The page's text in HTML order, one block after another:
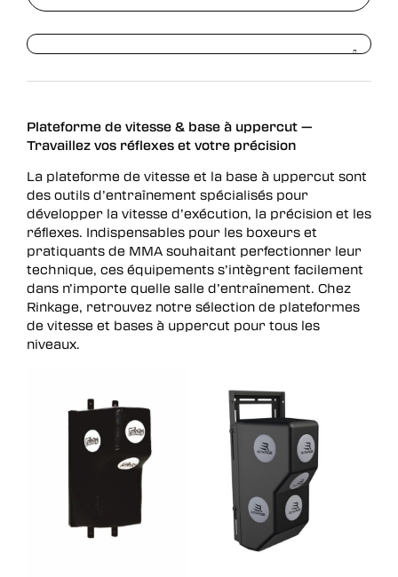
Plateforme de vitesse & base à uppercut —
Travaillez vos réflexes et votre précision
La plateforme de vitesse et la base à uppercut sont
des outils d’entraînement spécialisés pour
développer la vitesse d’exécution, la précision et les
réflexes. Indispensables pour les boxeurs et
pratiquants de MMA souhaitant perfectionner leur
technique, ces équipements s’intègrent facilement
dans n’importe quelle salle d’entraînement. Chez
Rinkage, retrouvez notre sélection de plateformes
de vitesse et bases à uppercut pour tous les
niveaux.